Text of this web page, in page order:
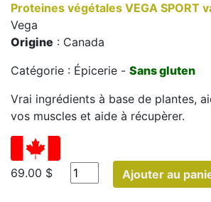
Proteines végétales VEGA SPORT
Vega
Origine : Canada
Catégorie : Épicerie - Sans gluten
Vrai ingrédients à base de plantes,
vos muscles et aide à récupèrer.
69.00 $ Ajouter au